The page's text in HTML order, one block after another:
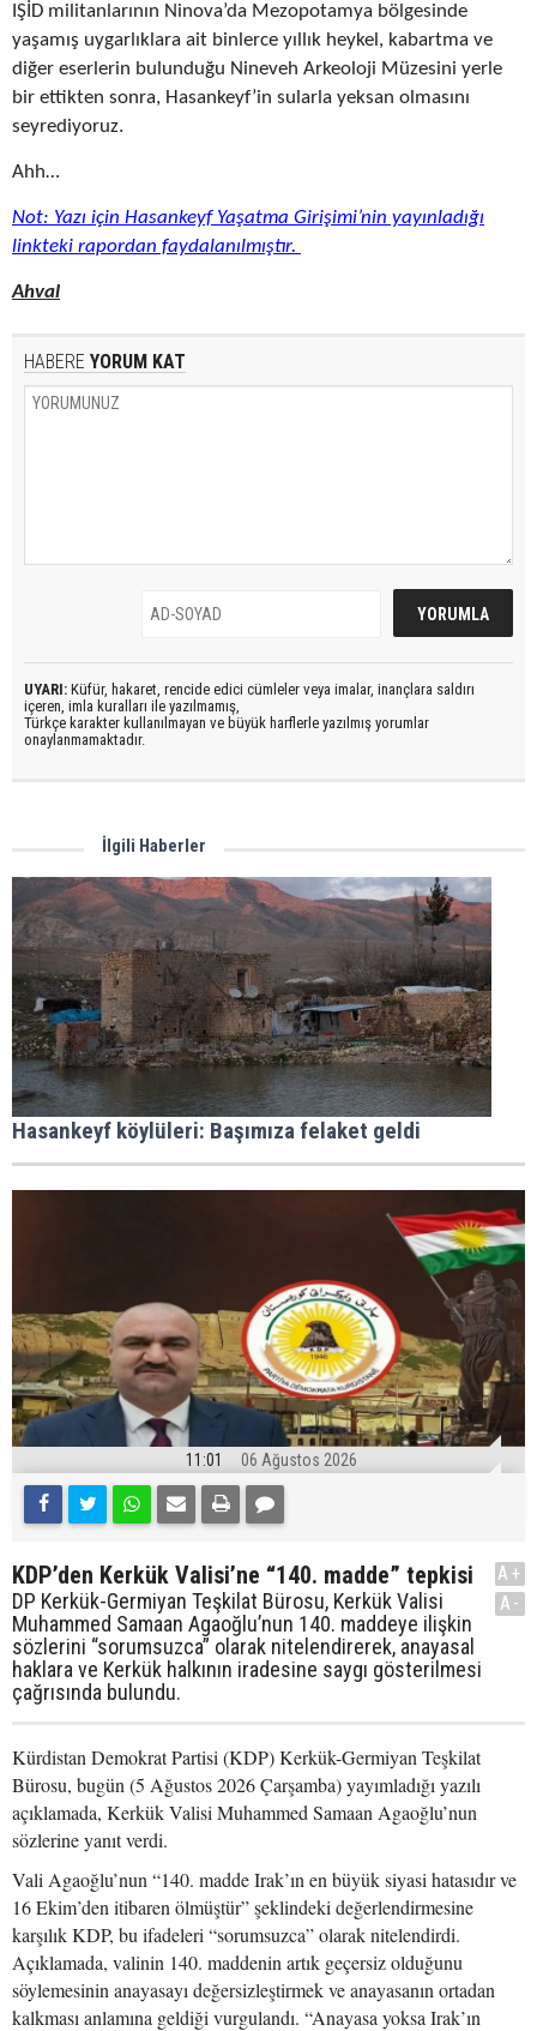
IŞİD militanlarının Ninova’da Mezopotamya bölgesinde
yaşamış uygarlıklara ait binlerce yıllık heykel, kabartma ve
diğer eserlerin bulunduğu Nineveh Arkeoloji Müzesini yerle
bir ettikten sonra, Hasankeyf’in sularla yeksan olmasını
seyrediyoruz.
Ahh…
Not: Yazı için Hasankeyf Yaşatma Girişimi’nin yayınladığı
linkteki rapordan faydalanılmıştır.
Ahval
HABERE YORUM KAT
UYARI: Küfür, hakaret, rencide edici cümleler veya imalar, inançlara saldırı
içeren, imla kuralları ile yazılmamış,
Türkçe karakter kullanılmayan ve büyük harflerle yazılmış yorumlar
onaylanmamaktadır.
İlgili Haberler
Hasankeyf köylüleri: Başımıza felaket geldi
11:01 06 Ağustos 2026
KDP’den Kerkük Valisi’ne “140. madde” tepkisi
DP Kerkük-Germiyan Teşkilat Bürosu, Kerkük Valisi
Muhammed Samaan Agaoğlu’nun 140. maddeye ilişkin
sözlerini “sorumsuzca” olarak nitelendirerek, anayasal
haklara ve Kerkük halkının iradesine saygı gösterilmesi
çağrısında bulundu.
A+
A-
Kürdistan Demokrat Partisi (KDP) Kerkük-Germiyan Teşkilat
Bürosu, bugün (5 Ağustos 2026 Çarşamba) yayımladığı yazılı
açıklamada, Kerkük Valisi Muhammed Samaan Agaoğlu’nun
sözlerine yanıt verdi.
Vali Agaoğlu’nun “140. madde Irak’ın en büyük siyasi hatasıdır ve
16 Ekim’den itibaren ölmüştür” şeklindeki değerlendirmesine
karşılık KDP, bu ifadeleri “sorumsuzca” olarak nitelendirdi.
Açıklamada, valinin 140. maddenin artık geçersiz olduğunu
söylemesinin anayasayı değersizleştirmek ve anayasanın ortadan
kalkması anlamına geldiği vurgulandı. “Anayasa yoksa Irak’ın